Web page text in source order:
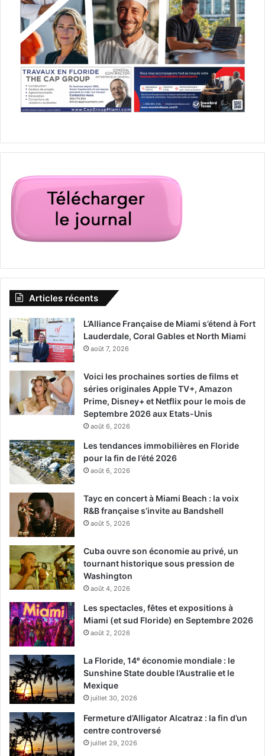
Articles récents
L’Alliance Française de Miami s’étend à Fort
Lauderdale, Coral Gables et North Miami
août 7, 2026
Voici les prochaines sorties de films et
séries originales Apple TV+, Amazon
Prime, Disney+ et Netflix pour le mois de
Septembre 2026 aux Etats-Unis
août 6, 2026
Les tendances immobilières en Floride
pour la fin de l’été 2026
août 6, 2026
Tayc en concert à Miami Beach : la voix
R&B française s’invite au Bandshell
août 5, 2026
Cuba ouvre son économie au privé, un
tournant historique sous pression de
Washington
août 4, 2026
Les spectacles, fêtes et expositions à
Miami (et sud Floride) en Septembre 2026
août 2, 2026
La Floride, 14ᵉ économie mondiale : le
Sunshine State double l’Australie et le
Mexique
juillet 30, 2026
Fermeture d’Alligator Alcatraz : la fin d’un
centre controversé
juillet 29, 2026